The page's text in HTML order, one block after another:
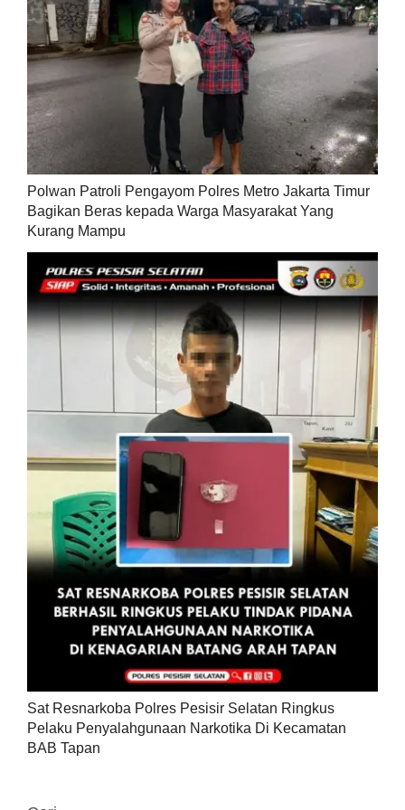
Polwan Patroli Pengayom Polres Metro Jakarta Timur
Bagikan Beras kepada Warga Masyarakat Yang
Kurang Mampu
Sat Resnarkoba Polres Pesisir Selatan Ringkus
Pelaku Penyalahgunaan Narkotika Di Kecamatan
BAB Tapan